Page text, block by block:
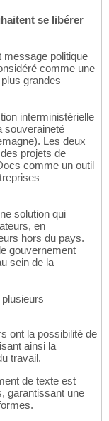
se libérer
message politique
comme une
grandes
interministérielle
souveraineté
Les deux
projets de
comme un outil
solution qui
en
hors du pays.
gouvernement
sein de la
ont la possibilité de
ainsi la
travail.
de texte est
garantissant une